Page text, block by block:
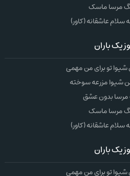
مرسا ماسک
عاشقانه (کاور)
باران
تو برای من مهمی
شیوا مزرعه سوخته
بدون عشق
مرسا ماسک
عاشقانه (کاور)
باران
تو برای من مهمی